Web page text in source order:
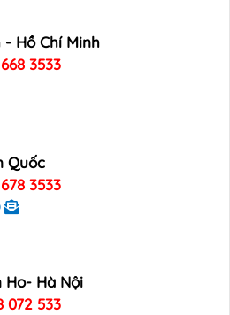
- Hồ Chí Minh
3533
Quốc
3533
Ho- Hà Nội
072 533